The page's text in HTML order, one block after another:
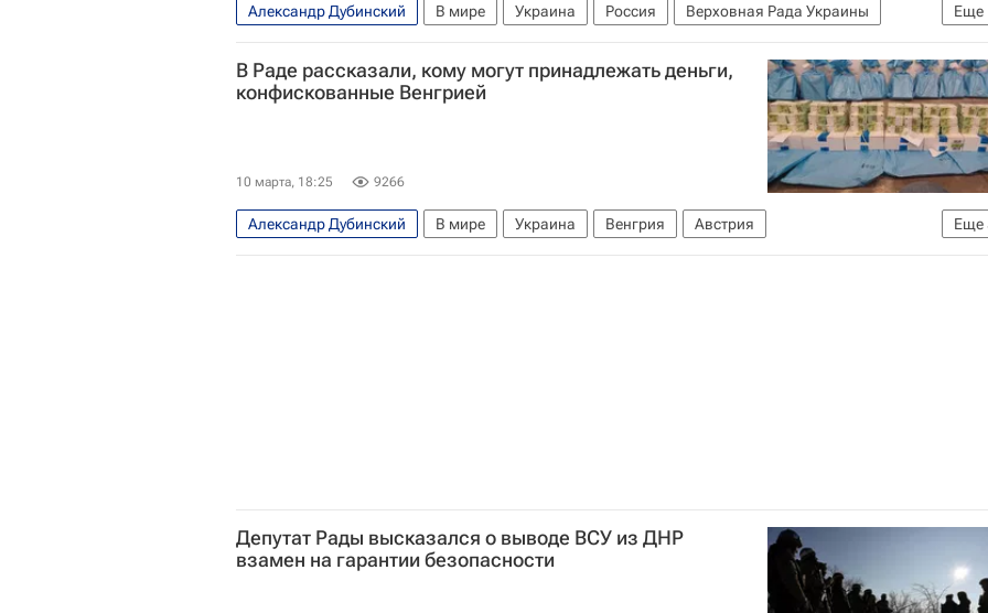
Еще
Александр Дубинский В мире Украина Россия
Верховная Рада Украины
Еврокомиссия
В Раде рассказали, кому могут принадлежать деньги,
конфискованные Венгрией
10 марта, 18:25 9266
Еще
Александр Дубинский В мире Украина Венгрия
Австрия
Владимир Зеленский
Виктор Орбан Ощадбанк
Верховная Рада Украины
Депутат Рады высказался о выводе ВСУ из ДНР
взамен на гарантии безопасности